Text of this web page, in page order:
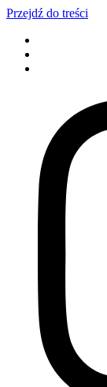
Przejdź do treści